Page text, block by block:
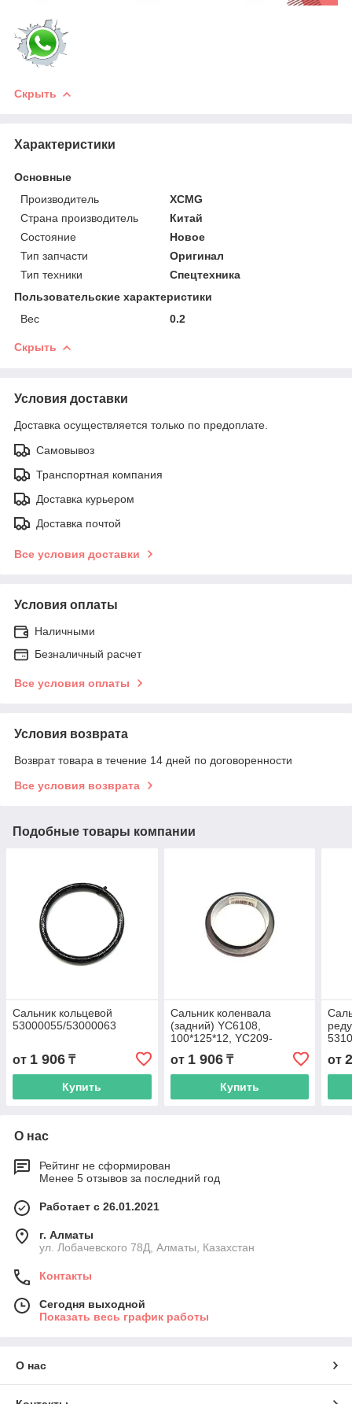
Скрыть
Характеристики
Основные
Производитель
XCMG
Страна производитель
Китай
Состояние
Новое
Тип запчасти
Оригинал
Тип техники
Спецтехника
Пользовательские характеристики
Вес
0.2
Скрыть
Условия доставки
Доставка осуществляется только по предоплате.
Самовывоз
Транспортная компания
Доставка курьером
Доставка почтой
Все условия доставки
Условия оплаты
Наличными
Безналичный расчет
Все условия оплаты
Условия возврата
Возврат товара в течение 14 дней по договоренности
Все условия возврата
Подобные товары компании
Сальник кольцевой
53000055/53000063
от 1 906 ₸
Купить
Сальник коленвала
(задний) YC6108,
100*125*12, YC209-
B100125PL
от 1 906₸
Купить
от
О нас
Рейтинг не сформирован
Менее 5 отзывов за последний год
Работает с 26.01.2021
г. Алматы
ул. Лобачевского 78Д, Алматы, Казахстан
Контакты
Сегодня выходной
Показать весь график работы
О нас